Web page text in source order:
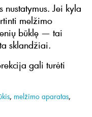
nustatymus. Jei kyla
melžimo
būklę — tai
sklandžiai.
gali turėti
, melžimo aparatas,